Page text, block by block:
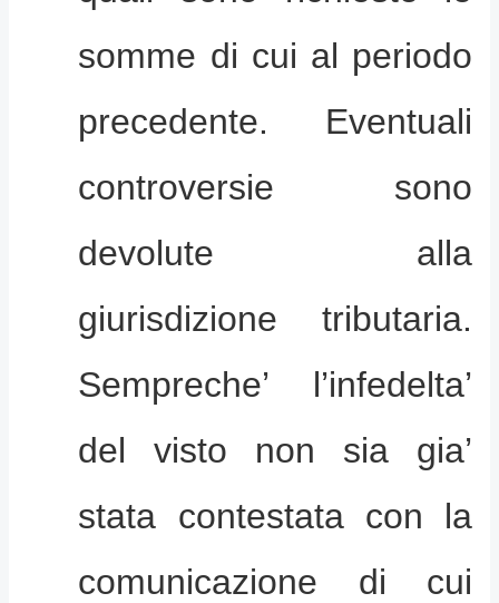
somme di cui al periodo
precedente. Eventuali
controversie sono
devolute alla
giurisdizione tributaria.
Sempreche’ l’infedelta’
del visto non sia gia’
stata contestata con la
comunicazione di cui